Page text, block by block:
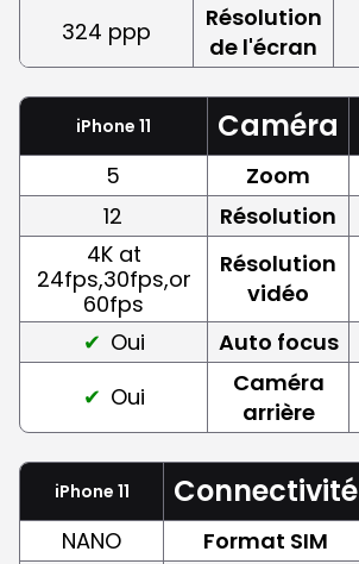
324 ppp
Résolution
de l'écran
iPhone 11 Caméra
5 Zoom
12
Résolution
4K at
24fps,30fps,or
60fps
Résolution
vidéo
Oui Auto focus
Oui
Caméra
arrière
iPhone 11 Connectivité
NANO Format SIM